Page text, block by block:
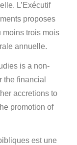
L’Exécutif
proposes
moins trois mois
annuelle.
is a non-
the financial
accretions to
promotion of
est une